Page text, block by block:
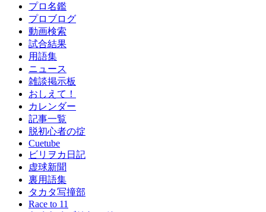
プロ名鑑
プロブログ
動画検索
試合結果
用語集
ニュース
雑談掲示板
おしえて！
カレンダー
記事一覧
脱初心者の掟
Cuetube
ビリヲカ日記
虚球新聞
裏用語集
タカタ写撞部
Race to 11